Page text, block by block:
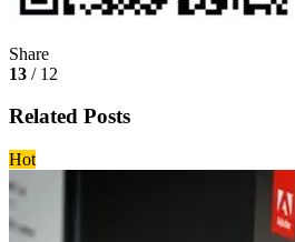
Share
13 / 12
Related Posts
Hot